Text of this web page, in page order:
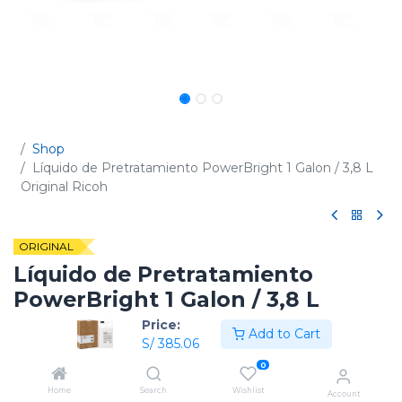
Price:
S/385.06
Add to Cart
Home Search
0
Wishlist Account
Shop
Líquido de Pretratamiento PowerBright 1 Galon / 3,8 L
Original Ricoh
ORIGINAL
Líquido de Pretratamiento
PowerBright 1 Galon / 3,8 L
Original Ricoh
(0 reseña)
Código:342063